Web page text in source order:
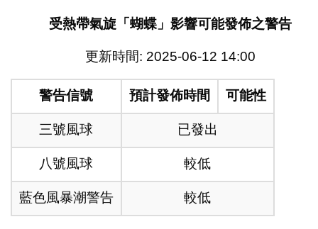
受熱帶氣旋「蝴蝶」影響可能發佈之警告
更新時間: 2025-06-12 14:00
警告信號 預計發佈時間 可能性
三號風球 已發出
八號風球 較低
藍色風暴潮警告 較低